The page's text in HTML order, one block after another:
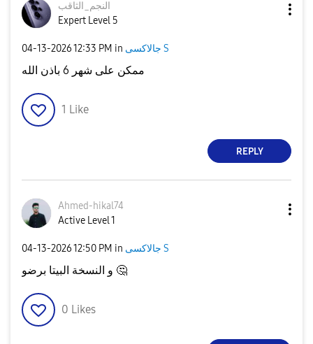
النجم_الثاقب
Expert Level 5
‎04-13-202612:33 PM in جالاكسى S
ممكن على شهر 6 باذن الله
1 Like
REPLY
Ahmed-hikal74
Active Level 1
‎04-13-202612:50 PM in جالاكسى S
🤔
0 Likes